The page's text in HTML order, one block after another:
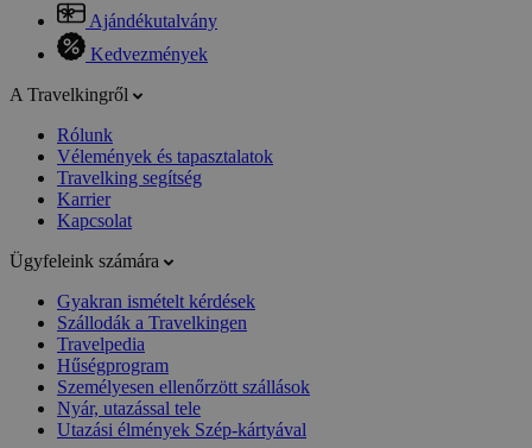
Ajándékutalvány
Kedvezmények
A Travelkingről
Rólunk
Vélemények és tapasztalatok
Travelking segítség
Karrier
Kapcsolat
Ügyfeleink számára
Gyakran ismételt kérdések
Szállodák a Travelkingen
Travelpedia
Hűségprogram
Személyesen ellenőrzött szállások
Nyár, utazással tele
Utazási élmények Szép-kártyával